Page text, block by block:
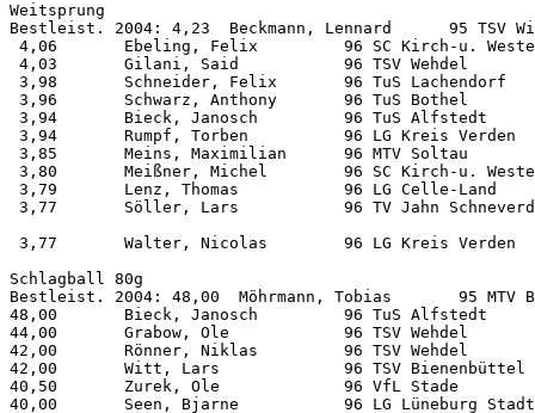
Weitsprung
Bestleist. 2004: 4,23  Beckmann, Lennard      95 TSV
4,06       Ebeling, Felix         96 SC Kirch-u.
4,03       Gilani, Said           96 TSV Wehdel
3,98       Schneider, Felix       96 TuS
3,96       Schwarz, Anthony       96 TuS Bothel
3,94       Bieck, Janosch         96 TuS Alfstedt
3,94       Rumpf, Torben          96 LG Kreis
3,85       Meins, Maximilian      96 MTV Soltau
3,80       Meißner, Michel        96 SC Kirch-u.
3,79       Lenz, Thomas           96 LG Celle-Land
3,77       Söller, Lars           96 TV Jahn
3,77       Walter, Nicolas        96 LG Kreis
Schlagball 80g
Bestleist. 2004: 48,00  Möhrmann, Tobias       95 MTV
48,00       Bieck, Janosch         96 TuS Alfstedt
44,00       Grabow, Ole            96 TSV Wehdel
42,00       Rönner, Niklas         96 TSV Wehdel
42,00       Witt, Lars             96 TSV
40,50       Zurek, Ole             96 VfL Stade
40,00       Seen, Bjarne           96 LG Lüneburg